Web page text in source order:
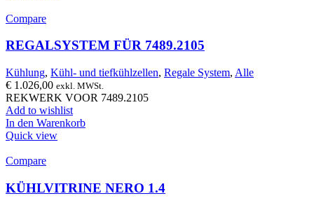
Compare
REGALSYSTEM FÜR 7489.2105
Kühlung, Kühl- und tiefkühlzellen, Regale System, Alle
€ 1.026,00 exkl. MWSt.
REKWERK VOOR 7489.2105
Add to wishlist
In den Warenkorb
Quick view
Compare
KÜHLVITRINE NERO 1.4